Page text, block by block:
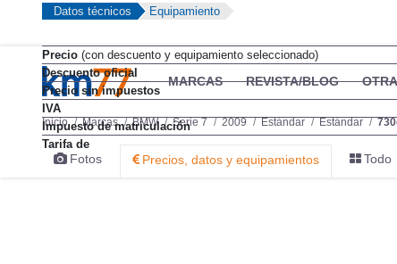
Precio(con descuento y equipamiento seleccionado)
Descuento oficial
Precio sin impuestos
IVA
Impuesto de matriculación
Tarifa de